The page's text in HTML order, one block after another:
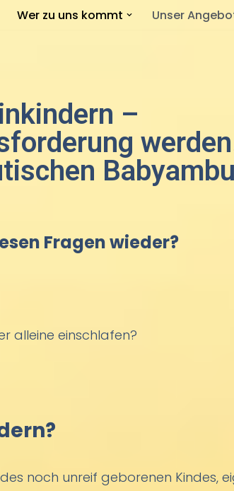
Wer zu uns kommt Unser
–
Fragen wieder?
alleine einschlafen?
noch unreif geborenen Kindes,